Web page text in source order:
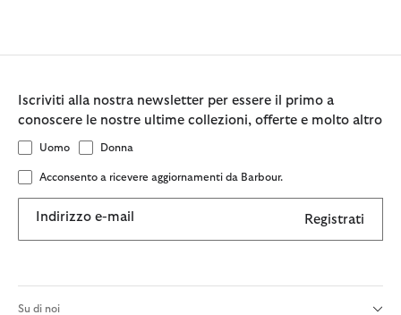
Iscriviti alla nostra newsletter per essere il primo a
conoscere le nostre ultime collezioni, offerte e molto altro
Uomo Donna
Acconsento a ricevere aggiornamenti da Barbour.
Indirizzo e-mail Registrati
Su di noi